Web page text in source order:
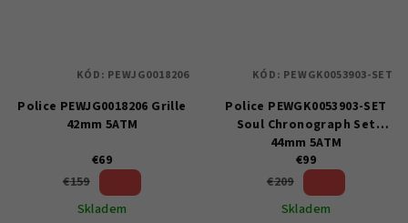
Police PEWJG0018206 Grille
42mm 5ATM
€69
€159
Skladem
KÓD: PEWJG0018206
Police PEWGK0053903-SET
Soul Chronograph Set
44mm 5ATM
€99
€209
Skladem
KÓD: PEWGK0053903-SET